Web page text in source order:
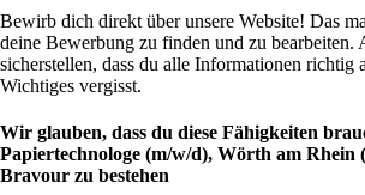
Bewirb dich direkt über unsere Website! Das
deine Bewerbung zu finden und zu bearbeiten.
sicherstellen, dass du alle Informationen richtig
Wichtiges vergisst.
Wir glauben, dass du diese Fähigkeiten
Papiertechnologe (m/w/d), Wörth am Rhein
Bravour zu bestehen